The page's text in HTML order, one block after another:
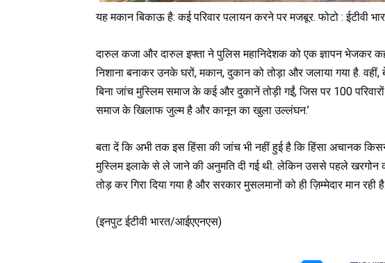
यह मकान बिकाऊ है: कई परिवार पलायन करने पर मजबूर. फोटो : ईटीवी
दारुल कजा और दारुल इफ्ता ने पुलिस महानिदेशक को एक ज्ञापन भेजकर
निशाना बनाकर उनके घरों, मकान, दुकान को तोड़ा और जलाया गया है.
बिना जांच मुस्लिम समाज के कई और दुकानें तोड़ी गईं, जिस पर 100
समाज के खिलाफ जुल्म है और कानून का खुला उल्लंघन.’
बता दें कि अभी तक इस हिंसा की जांच भी नहीं हुई है कि हिंसा अचानक
मुस्लिम इलाके से ले जाने की अनुमति दी गई थी. लेकिन उससे पहले खरगोन
तोड़ कर गिरा दिया गया है और सरकार मुसलमानों को ही ज़िम्मेदार मान रही है.
(इनपुट ईटीवी भारत/आईएएनएस)